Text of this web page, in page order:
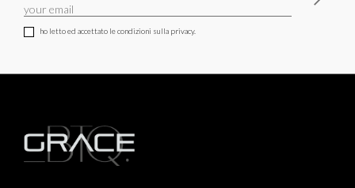
ho letto ed accettato le condizioni sulla privacy.